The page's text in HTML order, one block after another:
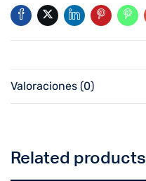
Valoraciones (0)
Related products